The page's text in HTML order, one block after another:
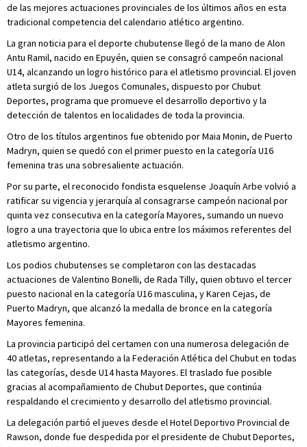
de las mejores actuaciones provinciales de los últimos años en esta
tradicional competencia del calendario atlético argentino.
La gran noticia para el deporte chubutense llegó de la mano de Alon
Antu Ramil, nacido en Epuyén, quien se consagró campeón nacional
U14, alcanzando un logro histórico para el atletismo provincial. El joven
atleta surgió de los Juegos Comunales, dispuesto por Chubut
Deportes, programa que promueve el desarrollo deportivo y la
detección de talentos en localidades de toda la provincia.
Otro de los títulos argentinos fue obtenido por Maia Monin, de Puerto
Madryn, quien se quedó con el primer puesto en la categoría U16
femenina tras una sobresaliente actuación.
Por su parte, el reconocido fondista esquelense Joaquín Arbe volvió a
ratificar su vigencia y jerarquía al consagrarse campeón nacional por
quinta vez consecutiva en la categoría Mayores, sumando un nuevo
logro a una trayectoria que lo ubica entre los máximos referentes del
atletismo argentino.
Los podios chubutenses se completaron con las destacadas
actuaciones de Valentino Bonelli, de Rada Tilly, quien obtuvo el tercer
puesto nacional en la categoría U16 masculina, y Karen Cejas, de
Puerto Madryn, que alcanzó la medalla de bronce en la categoría
Mayores femenina.
La provincia participó del certamen con una numerosa delegación de
40 atletas, representando a la Federación Atlética del Chubut en todas
las categorías, desde U14 hasta Mayores. El traslado fue posible
gracias al acompañamiento de Chubut Deportes, que continúa
respaldando el crecimiento y desarrollo del atletismo provincial.
La delegación partió el jueves desde el Hotel Deportivo Provincial de
Rawson, donde fue despedida por el presidente de Chubut Deportes,